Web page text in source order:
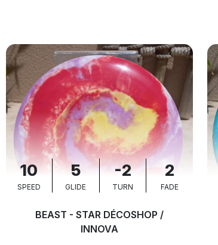
10
SPEED
5
GLIDE
-2
TURN
2
FADE
BEAST - STAR DÉCOSHOP /
INNOVA